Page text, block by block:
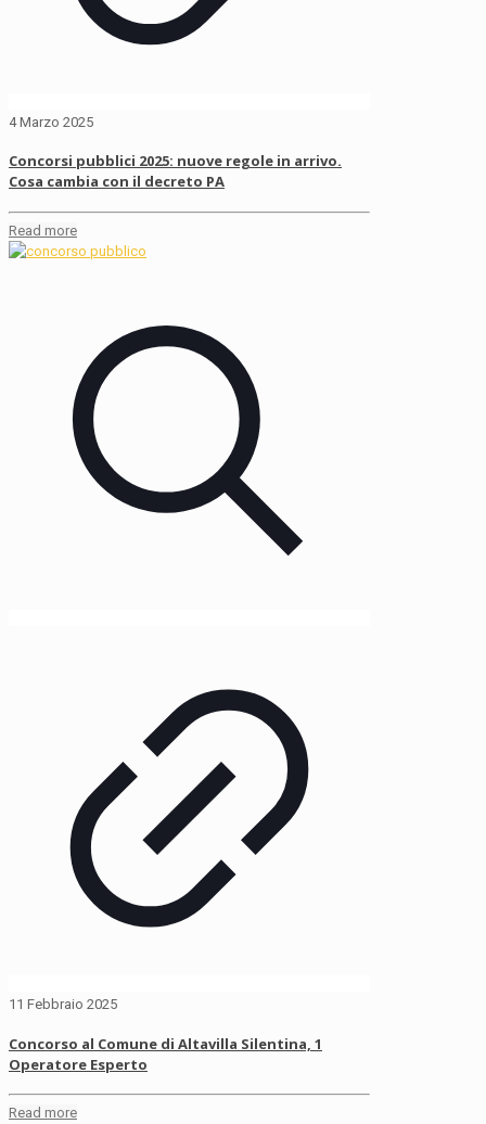
4 Marzo 2025
Concorsi pubblici 2025: nuove regole in arrivo.
Cosa cambia con il decreto PA
Read more
11 Febbraio 2025
Concorso al Comune di Altavilla Silentina, 1
Operatore Esperto
Read more